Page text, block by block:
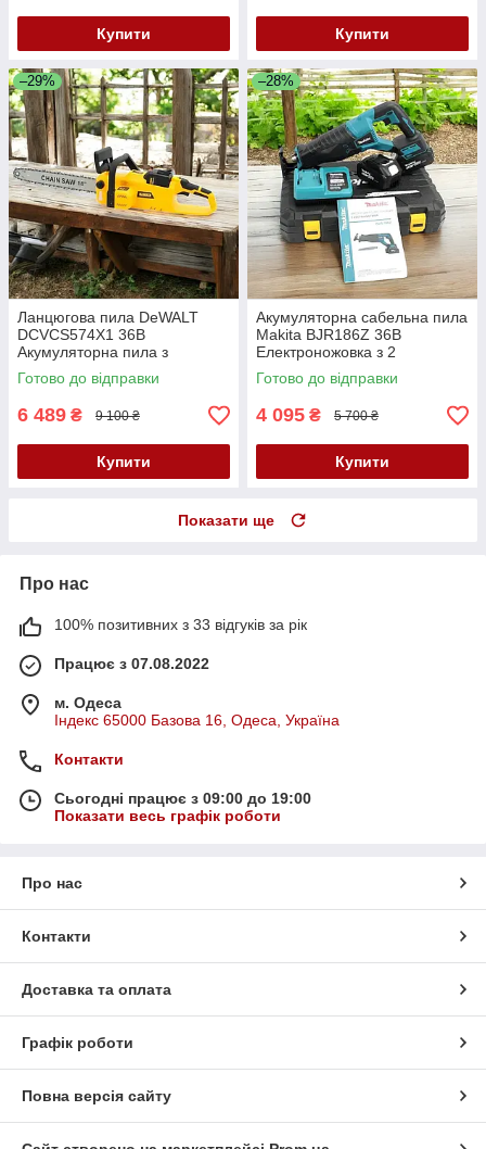
Купити Купити
–29%
Ланцюгова пила DeWALT
DCVCS574X1 36В
Акумуляторна пила з
безщітковим двигуном
Деволт Потужна пила шина
Готово до відправки
6 489 ₴ 9 100 ₴
Купити
–28%
Акумуляторна сабельна пила
Makita BJR186Z 36В
Електроножовка з 2
акумуляторами Шабельна
пила Макіта
Готово до відправки
4 095 ₴ 5 700 ₴
Купити
Показати ще
Про нас
100% позитивних з 33 відгуків за рік
Працює з 07.08.2022
м. Одеса
Індекс 65000 Базова 16, Одеса, Україна
Контакти
Сьогодні працює з 09:00 до 19:00
Показати весь графік роботи
Про нас
Контакти
Доставка та оплата
Графік роботи
Повна версія сайту